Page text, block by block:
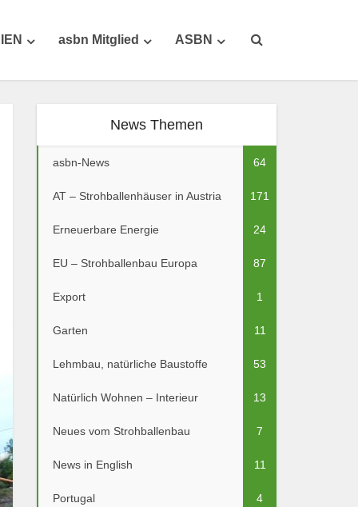
asbn Mitglied ASBN
News Themen
asbn-News 64
AT – Strohballenhäuser in Austria 171
Erneuerbare Energie 24
EU – Strohballenbau Europa 87
Export 1
Garten 11
Lehmbau, natürliche Baustoffe 53
Natürlich Wohnen – Interieur 13
Neues vom Strohballenbau 7
News in English 11
Portugal 4